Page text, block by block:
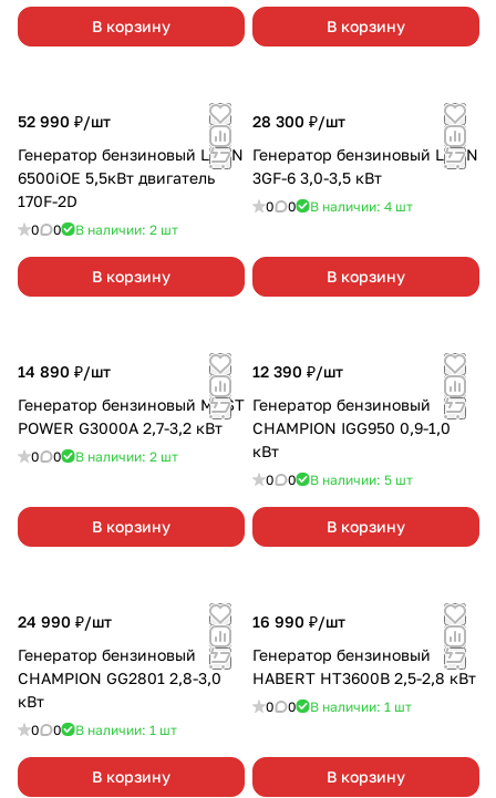
В корзину В корзину
52 990 ₽/шт
Генератор бензиновый LIFAN
6500iOE 5,5кВт двигатель
170F-2D
0 0 В наличии: 2 шт
В корзину
28 300 ₽/шт
Генератор бензиновый LIFAN
3GF-6 3,0-3,5 кВт
0 0 В наличии: 4 шт
В корзину
14 890 ₽/шт
Генератор бензиновый MOST
POWER G3000A 2,7-3,2 кВт
0 0 В наличии: 2 шт
В корзину
12 390 ₽/шт
Генератор бензиновый
CHAMPION IGG950 0,9-1,0
кВт
0 0 В наличии: 5 шт
В корзину
24 990 ₽/шт
Генератор бензиновый
CHAMPION GG2801 2,8-3,0
кВт
0 0 В наличии: 1 шт
В корзину
16 990 ₽/шт
Генератор бензиновый
HABERT HT3600B 2,5-2,8 кВт
0 0 В наличии: 1 шт
В корзину